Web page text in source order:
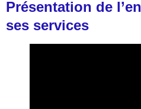
Présentation de
ses services